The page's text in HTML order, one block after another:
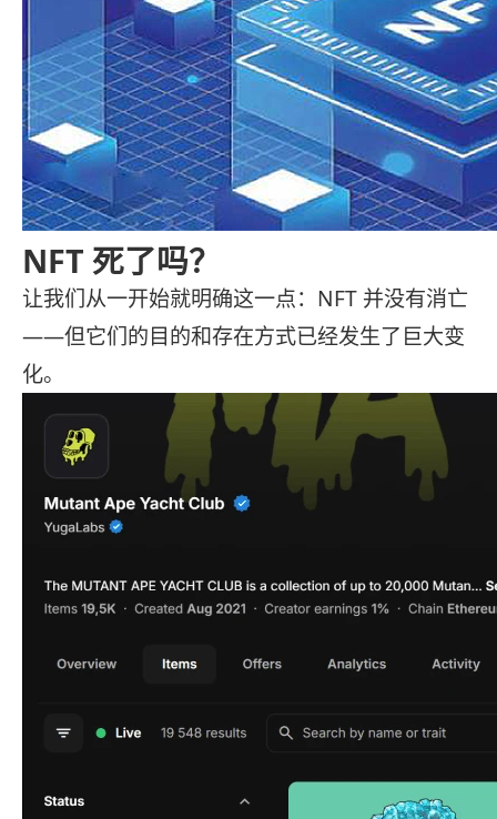
NFT 死了吗？
让我们从一开始就明确这一点：NFT 并没有消亡
——但它们的目的和存在方式已经发生了巨大变
化。